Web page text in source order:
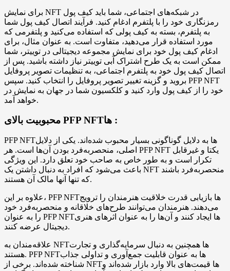
برای نمایش NFT در شبکه‌های اجتماعی، شما باید کیف پول
رمزنگاری خود را با پلتفرم ادغام کنید. فرآیند اتصال کیف پول شما
به پلتفرم، بسته به کیف پولی که استفاده می‌کنید و پلتفرمی که
مورد استفاده قرار می‌دهید، متفاوت است. به عنوان مثال، برای
ادغام کیف پول خود برای نمایش مجموعه دیجیتالی در توییتر، شما
ممکن است به یک طرح اشتراک آبی توییتر نیاز داشته باشید. پس از
اتصال کیف پول خود به پلتفرم اجتماعی، به تنظیمات تصویر پروفایل
بروید و گزینه تغییر تصویر پروفایل را انتخاب کنید. سپس PFP NFT
خود را از کیف پول وارد کنید و کلکسیون شما در جهان به نمایش در
خواهد آمد.
محبوبیت بالای PFP NFTها :
PFP NFTها به دلایل گوناگونی بسیار محبوب شده‌اند. یکی از دلایل
اصلی، منحصربه‌فرد بودن آن‌ها است. هر PFP NFT یکتا و غیرقابل
تکرار است و به طور خاص به صاحب خود تعلق دارد. این ویژگی
باعث می‌شود که افراد به دنبال داشتن یک NFT منحصربه‌فرد باشند
که تنها آنها مالک آن هستند.
علاوه بر این، PFP NFTها بازیابی قدرت خلاقیت هنرمندان را ترویج
می‌دهند. هنرمندان می‌توانند طرح‌های خلاقانه و منحصربه‌فرد خود
را به عنوان PFP NFTها ایجاد کنند و آن‌ها را به عنوان اثرهای هنری
دیجیتال عرضه کنند.
علاقه‌مندان به NFTها همچنین به دنبال سرمایه‌گذاری و تجارت
هستند. PFP NFTها به عنوان قابلیت جمع‌آوری و تداولی جذاب
شناخته شده‌اند. برخی از NFTها قیمت‌های بالا وارد بازار شده‌اند و